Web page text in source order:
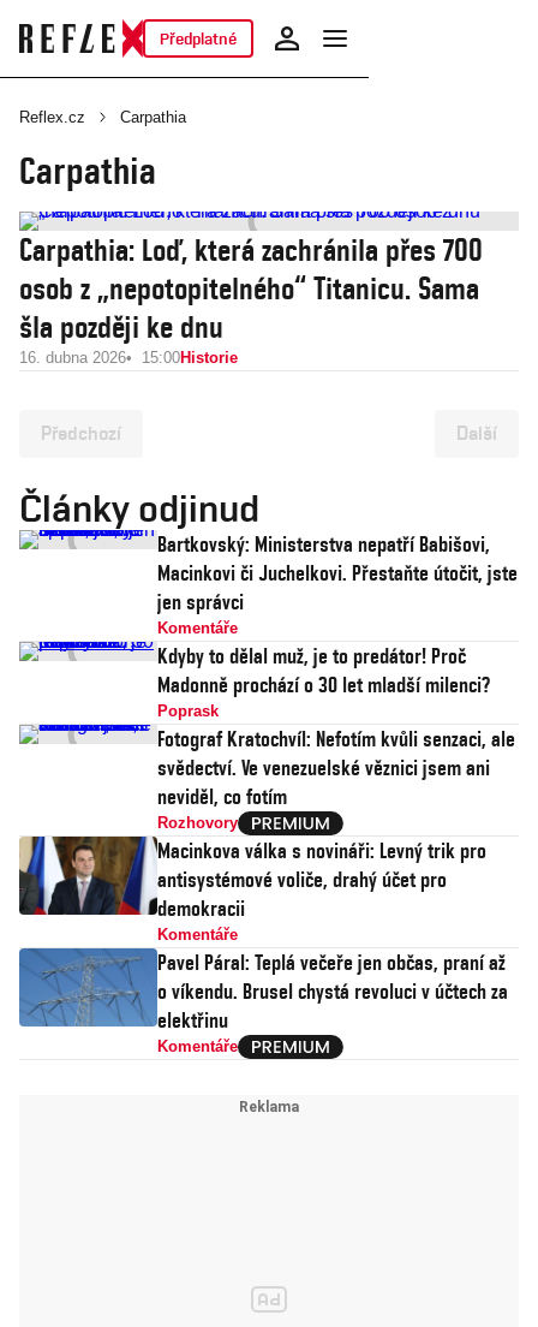
Předplatné
Reflex.cz Carpathia
Carpathia
Carpathia: Loď, která zachránila přes 700
osob z „nepotopitelného“ Titanicu. Sama
šla později ke dnu
16. dubna 2026 15:00Historie
Předchozí Další
Články odjinud
Bartkovský: Ministerstva nepatří Babišovi,
Macinkovi či Juchelkovi. Přestaňte útočit, jste
jen správci
Komentáře
Kdyby to dělal muž, je to predátor! Proč
Madonně prochází o 30 let mladší milenci?
Poprask
Fotograf Kratochvíl: Nefotím kvůli senzaci, ale
svědectví. Ve venezuelské věznici jsem ani
neviděl, co fotím
Rozhovory
Macinkova válka s novináři: Levný trik pro
antisystémové voliče, drahý účet pro
demokracii
Komentáře
Pavel Páral: Teplá večeře jen občas, praní až
o víkendu. Brusel chystá revoluci v účtech za
elektřinu
Komentáře